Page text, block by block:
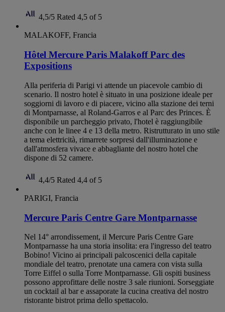
4,5/5 Rated 4,5 of 5
MALAKOFF, Francia
Hôtel Mercure Paris Malakoff Parc des
Expositions
Alla periferia di Parigi vi attende un piacevole cambio di
scenario. Il nostro hotel è situato in una posizione ideale per
soggiorni di lavoro e di piacere, vicino alla stazione dei terni
di Montparnasse, al Roland-Garros e al Parc des Princes. È
disponibile un parcheggio privato, l'hotel è raggiungibile
anche con le linee 4 e 13 della metro. Ristrutturato in uno stile
a tema elettricità, rimarrete sorpresi dall'illuminazione e
dall'atmosfera vivace e abbagliante del nostro hotel che
dispone di 52 camere.
4,4/5 Rated 4,4 of 5
PARIGI, Francia
Mercure Paris Centre Gare Montparnasse
Nel 14° arrondissement, il Mercure Paris Centre Gare
Montparnasse ha una storia insolita: era l'ingresso del teatro
Bobino! Vicino ai principali palcoscenici della capitale
mondiale del teatro, prenotate una camera con vista sulla
Torre Eiffel o sulla Torre Montparnasse. Gli ospiti business
possono approfittare delle nostre 3 sale riunioni. Sorseggiate
un cocktail al bar e assaporate la cucina creativa del nostro
ristorante bistrot prima dello spettacolo.